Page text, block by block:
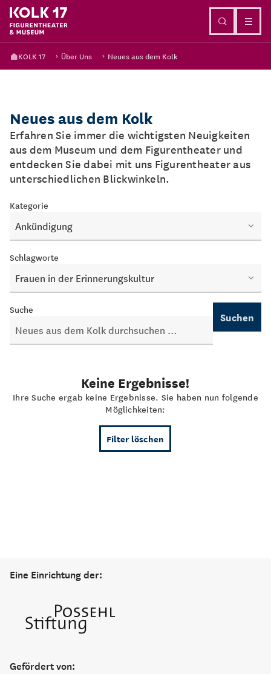
KOLK 17 Über Uns Neues aus dem Kolk
Neues aus dem Kolk
Erfahren Sie immer die wichtigsten Neuigkeiten
aus dem Museum und dem Figurentheater und
entdecken Sie dabei mit uns Figurentheater aus
unterschiedlichen Blickwinkeln.
Kategorie
Ankündigung
Schlagworte
Frauen in der Erinnerungskultur
Suche
Suchen
Keine Ergebnisse!
Ihre Suche ergab keine Ergebnisse. Sie haben nun folgende
Möglichkeiten:
Filter löschen
Eine Einrichtung der:
Gefördert von: